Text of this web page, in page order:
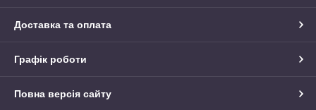
Доставка та оплата
Графік роботи
Повна версія сайту